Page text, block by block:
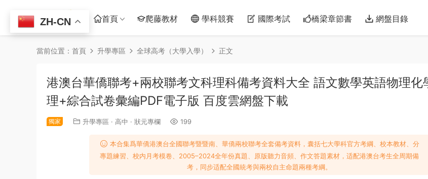
首頁 爬藤教材 學科競賽 國際考試 橋梁章節書 網盤目錄
當前位置： 首頁 升學專區 全球高考（大學入學） 正文
港澳台華僑聯考+兩校聯考文科理科備考資料大全 語文數學英語物理化
理+綜合試卷彙編PDF電子版 百度雲網盤下載
獨家 升學專區 · 高中 · 狀元專欄 199
本合集爲華僑港澳台全國聯考暨暨南、華僑兩校聯考全套備考資料，囊括七大學科官方考綱、校本教材、分
專題練習、校内月考模卷、2005–2024全年份真題、原版聽力音頻、作文答題素材，适配港澳台考生全周期備
考，同步适配全國統考與兩校自主命題兩種考綱。
ZH-CN